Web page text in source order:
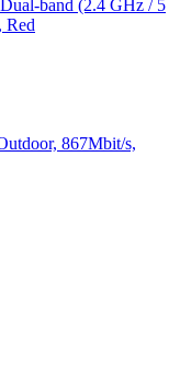
band (2.4 GHz / 5
Red